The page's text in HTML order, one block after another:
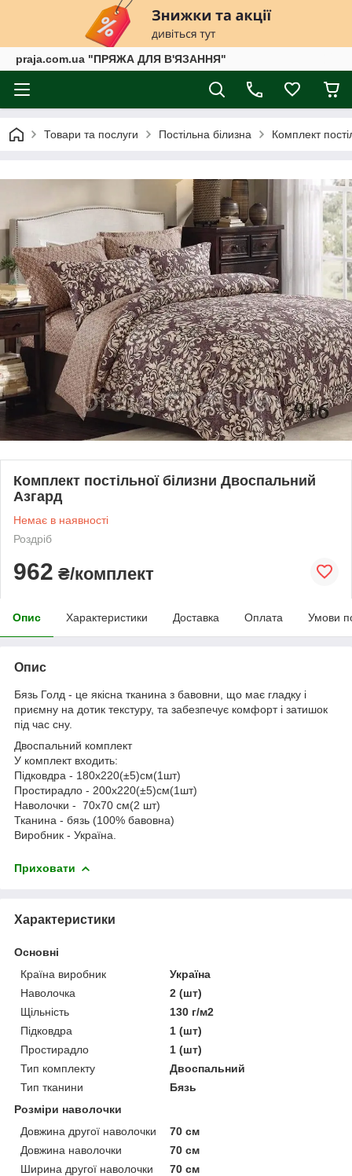
praja.com.ua "ПРЯЖА ДЛЯ В'ЯЗАННЯ"
Товари та послуги Постільна білизна Комплект
Комплект постільної білизни Двоспальний
Азгард
Немає в наявності
Роздріб
962 ₴/комплект
Опис Характеристики Доставка Оплата Умови
Опис
Бязь Голд - це якісна тканина з бавовни, що має гладку і
приємну на дотик текстуру, та забезпечує комфорт і затишок
під час сну.
Двоспальний комплект
У комплект входить:
Підковдра - 180х220(±5)см(1шт)
Простирадло - 200х220(±5)см(1шт)
Наволочки - 70х70 см(2 шт)
Тканина - бязь (100% бавовна)
Виробник - Україна.
Приховати
Характеристики
Основні
Країна виробник
Україна
Наволочка
2 (шт)
Щільність
130 г/м2
Підковдра
1 (шт)
Простирадло
1 (шт)
Тип комплекту
Двоспальний
Тип тканини
Бязь
Розміри наволочки
Довжина другої наволочки
70 см
Довжина наволочки
70 см
Ширина другої наволочки
70 см